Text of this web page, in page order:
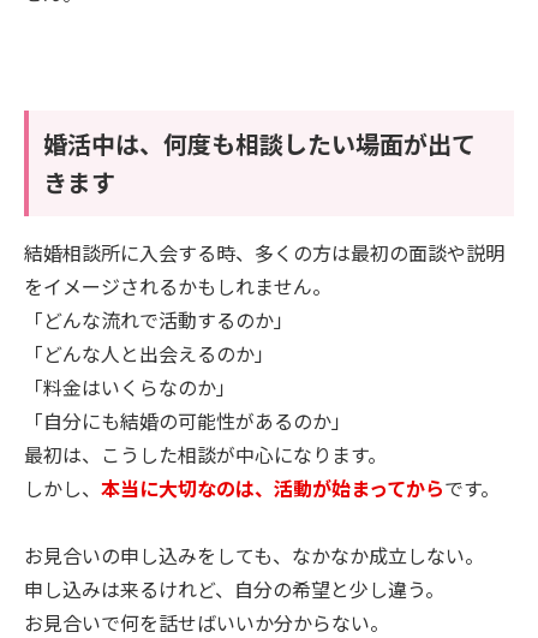
婚活中は、何度も相談したい場面が出て
きます
結婚相談所に入会する時、多くの方は最初の面談や説明
をイメージされるかもしれません。
「どんな流れで活動するのか」
「どんな人と出会えるのか」
「料金はいくらなのか」
「自分にも結婚の可能性があるのか」
最初は、こうした相談が中心になります。
しかし、 本当に大切なのは、活動が始まってからです。
お見合いの申し込みをしても、なかなか成立しない。
申し込みは来るけれど、自分の希望と少し違う。
お見合いで何を話せばいいか分からない。